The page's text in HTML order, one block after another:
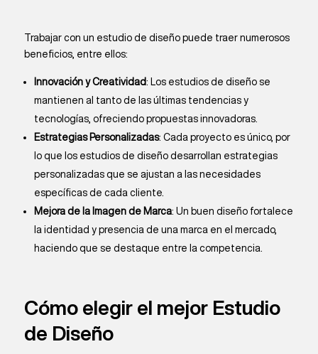
Trabajar con un estudio de diseño puede traer numerosos
beneficios, entre ellos:
Innovación y Creatividad: Los estudios de diseño se
mantienen al tanto de las últimas tendencias y
tecnologías, ofreciendo propuestas innovadoras.
Estrategias Personalizadas: Cada proyecto es único, por
lo que los estudios de diseño desarrollan estrategias
personalizadas que se ajustan a las necesidades
específicas de cada cliente.
Mejora de la Imagen de Marca: Un buen diseño fortalece
la identidad y presencia de una marca en el mercado,
haciendo que se destaque entre la competencia.
Cómo elegir el mejor Estudio
de Diseño